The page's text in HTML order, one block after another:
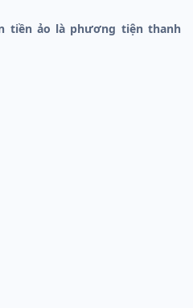
tiền ảo là phương tiện thanh